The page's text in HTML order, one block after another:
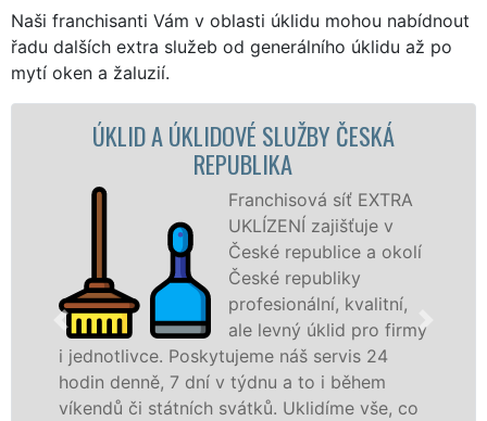
Naši franchisanti Vám v oblasti úklidu mohou nabídnout
řadu dalších extra služeb od generálního úklidu až po
mytí oken a žaluzií.
SLUŽBY ČESKÁ
Franchisová síť EXTRA
UKLÍZENÍ zajišťuje v
České republice a okolí
České republiky
profesionální, kvalitní,
ale levný úklid pro firmy
náš servis 24
v týdnu a to i během
svátků. Uklidíme vše, co
ÚKLIDOVÁ
služby nabízíme
společnosti,
v celé Evropské